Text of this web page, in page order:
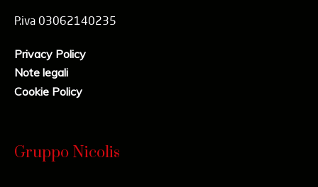
P.iva 03062140235
Privacy Policy
Note legali
Cookie Policy
Gruppo Nicolis